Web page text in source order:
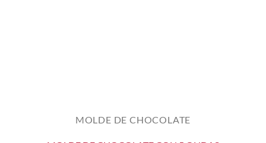
MOLDE DE CHOCOLATE